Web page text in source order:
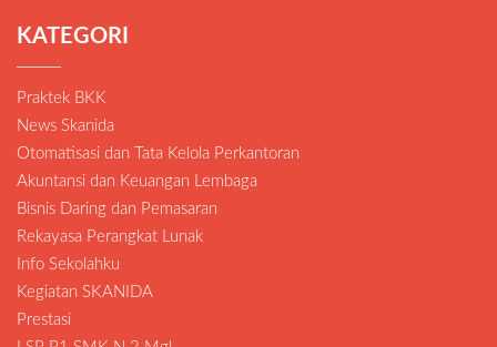
KATEGORI
Praktek BKK
News Skanida
Otomatisasi dan Tata Kelola Perkantoran
Akuntansi dan Keuangan Lembaga
Bisnis Daring dan Pemasaran
Rekayasa Perangkat Lunak
Info Sekolahku
Kegiatan SKANIDA
Prestasi